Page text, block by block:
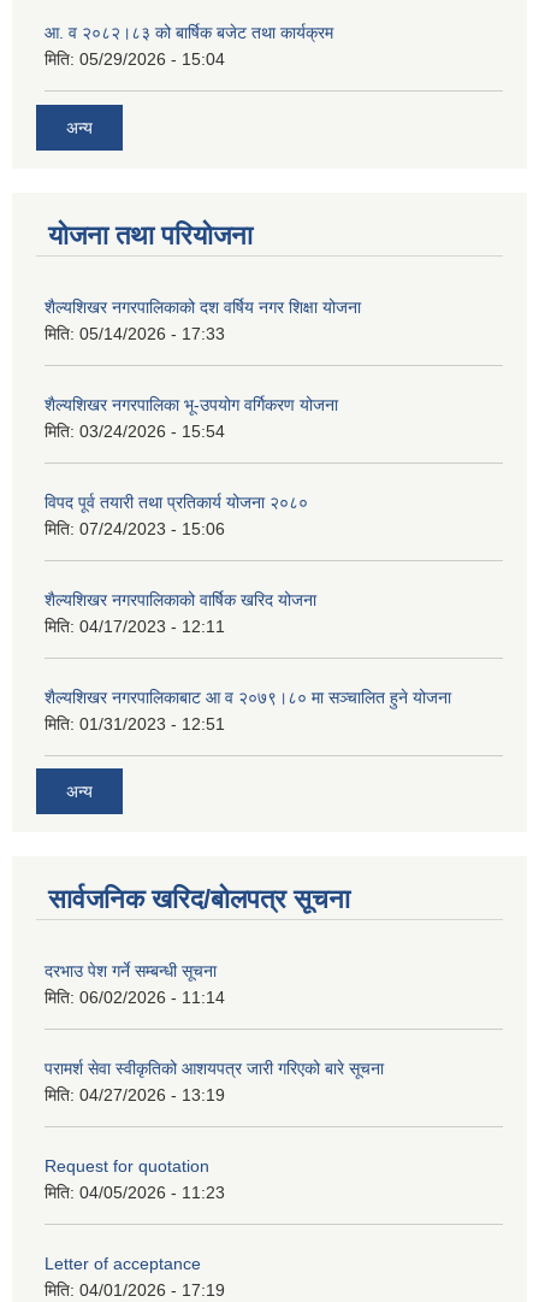
आ. व २०८२।८३ को बार्षिक बजेट तथा कार्यक्रम
मिति: 05/29/2026 - 15:04
अन्य
योजना तथा परियोजना
शैल्यशिखर नगरपालिकाको दश वर्षिय नगर शिक्षा योजना
मिति: 05/14/2026 - 17:33
शैल्यशिखर नगरपालिका भू-उपयोग वर्गिकरण योजना
मिति: 03/24/2026 - 15:54
विपद पूर्व तयारी तथा प्रतिकार्य योजना २०८०
मिति: 07/24/2023 - 15:06
शैल्यशिखर नगरपालिकाको वार्षिक खरिद योजना
मिति: 04/17/2023 - 12:11
शैल्यशिखर नगरपालिकाबाट आ व २०७९।८० मा सञ्चालित हुने योजना
मिति: 01/31/2023 - 12:51
अन्य
सार्वजनिक खरिद/बोलपत्र सूचना
दरभाउ पेश गर्ने सम्बन्धी सूचना
मिति: 06/02/2026 - 11:14
परामर्श सेवा स्वीकृतिको आशयपत्र जारी गरिएको बारे सूचना
मिति: 04/27/2026 - 13:19
Request for quotation
मिति: 04/05/2026 - 11:23
Letter of acceptance
मिति: 04/01/2026 - 17:19